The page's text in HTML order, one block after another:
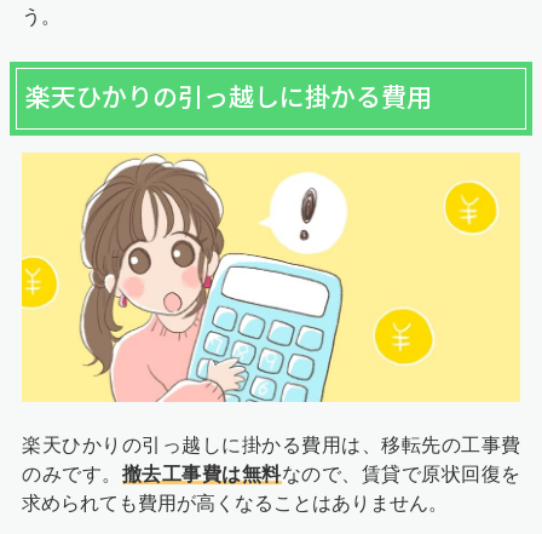
う。
楽天ひかりの引っ越しに掛かる費用
楽天ひかりの引っ越しに掛かる費用は、移転先の工事費
のみです。 撤去工事費は無料なので、賃貸で原状回復を
求められても費用が高くなることはありません。